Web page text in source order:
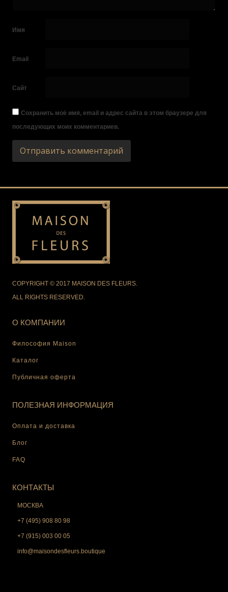
Имя
Email
Сайт
Сохранить моё имя, email и адрес сайта в этом браузере для
последующих моих комментариев.
COPYRIGHT © 2017 MAISON DES FLEURS.
ALL RIGHTS RESERVED.
О КОМПАНИИ
Философия Maison
Каталог
Публичная оферта
ПОЛЕЗНАЯ ИНФОРМАЦИЯ
Оплата и доставка
Блог
FAQ
КОНТАКТЫ
МОСКВА
+7 (495) 908 80 98
+7 (915) 003 00 05
info@maisondesfleurs.boutique